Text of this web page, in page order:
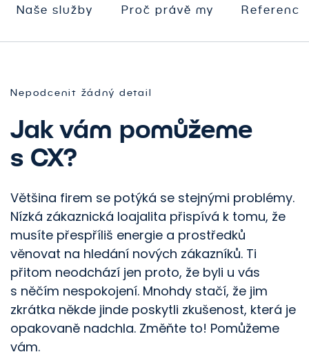
Naše služby Proč právě my Reference
Nepodcenit žádný detail
Jak vám pomůžeme
s CX?
Většina firem se potýká se stejnými problémy.
Nízká zákaznická loajalita přispívá k tomu, že
musíte přespříliš energie a prostředků
věnovat na hledání nových zákazníků. Ti
přitom neodchází jen proto, že byli u vás
s něčím nespokojení. Mnohdy stačí, že jim
zkrátka někde jinde poskytli zkušenost, která je
opakovaně nadchla. Změňte to! Pomůžeme
vám.